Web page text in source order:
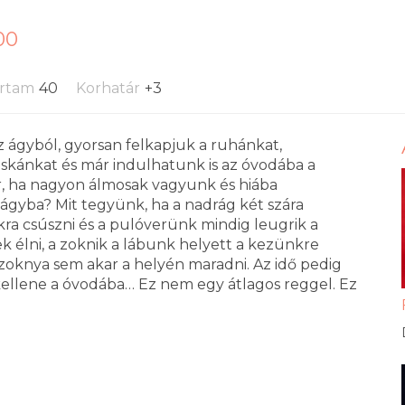
40 Korhatár +3
gyorsan felkapjuk a ruhánkat,
és már indulhatunk is az óvodába a
nagyon álmosak vagyunk és hiába
Mit tegyünk, ha a nadrág két szára
csúszni és a pulóverünk mindig leugrik a
élni, a zoknik a lábunk helyett a kezünkre
sem akar a helyén maradni. Az idő pedig
a óvodába… Ez nem egy átlagos reggel. Ez